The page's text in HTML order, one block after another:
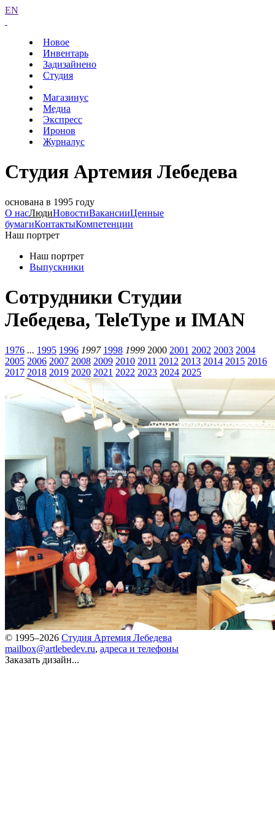
EN
Новое
Инвентарь
Задизайнено
Студия
Магазинус
Медиа
Экспресс
Иронов
Журналус
Студия Артемия Лебедева
основана в 1995 году
О насЛюдиНовостиВакансииЦенные
бумагиКонтактыКомпетенции
Наш портрет
Наш портрет
Выпускники
Сотрудники Студии
Лебедева, TeleType и IMAN
1976 ... 1995 1996 1997 1998 1999 2000 2001 2002 2003 2004
2005 2006 2007 2008 2009 2010 2011 2012 2013 2014 2015 2016
2017 2018 2019 2020 2021 2022 2023 2024 2025
© 1995–2026 Студия Артемия Лебедева
mailbox@artlebedev.ru, адреса и телефоны
Заказать дизайн...